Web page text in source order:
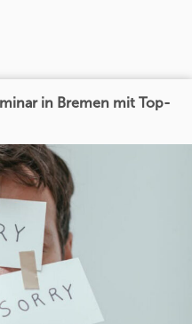
in Bremen mit Top-